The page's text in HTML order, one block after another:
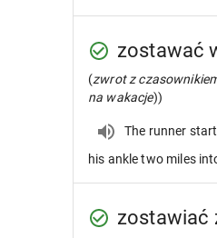
zostawać
(zwrot z
na wakacje))
The runner
his ankle two miles
zostawiać